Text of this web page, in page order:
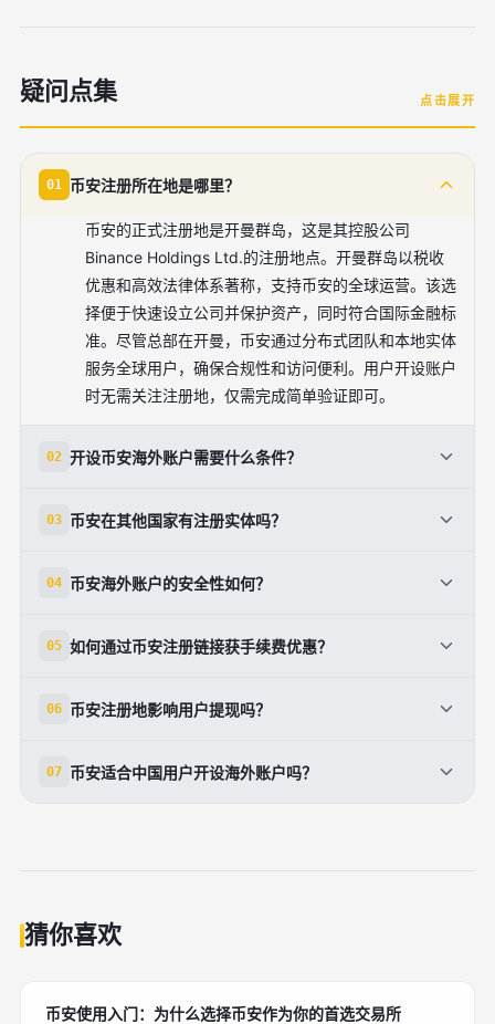
疑问点集 点击展开
01 币安注册所在地是哪里？
币安的正式注册地是开曼群岛，这是其控股公司
Binance Holdings Ltd.的注册地点。开曼群岛以税收
优惠和高效法律体系著称，支持币安的全球运营。该选
择便于快速设立公司并保护资产，同时符合国际金融标
准。尽管总部在开曼，币安通过分布式团队和本地实体
服务全球用户，确保合规性和访问便利。用户开设账户
时无需关注注册地，仅需完成简单验证即可。
02 开设币安海外账户需要什么条件？
无地域限制。推荐使用官方邀请链接完成注册，以获
但高级验证（上传身份证件）可解锁更高限额，如每日
合全球投资者。注意遵守本地法规，避免使用VPN绕
03 币安在其他国家有注册实体吗？
法国DASP牌照、意大利支付许可、迪拜VARA全牌
于区域监管，如欧盟MiCA框架。美国用户使用
信任。
04 币安海外账户的安全性如何？
急储备）、冷热钱包分离、2FA、多设备登录限制和反
资产全额储备。历史数据显示，币安黑客事件发生率极
享私钥。
05 如何通过币安注册链接获手续费优惠？
ref=F0M49WJS " target="_blank">币安注册链接
元礼包（含奖金和资源）。此优惠适用于现货、期货等
06 币安注册地影响用户提现吗？
上提现和法币通道（如银行卡、P2P）。提现限额依
07 币安适合中国用户开设海外账户吗？
三方平台。
猜你喜欢
币安使用入门：为什么选择币安作为你的首选交易所